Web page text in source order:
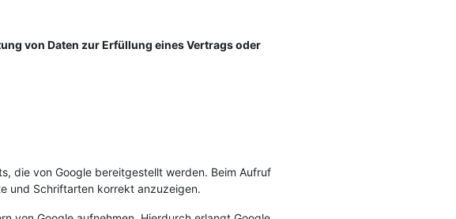
von Daten zur Erfüllung eines Vertrags oder
die von Google bereitgestellt werden. Beim Aufruf
und Schriftarten korrekt anzuzeigen.